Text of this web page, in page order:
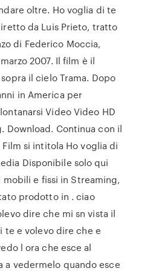
oltre. Ho voglia di te
da Luis Prieto, tratto
di Federico Moccia,
2007. Il film è il
il cielo Trama. Dopo
in America per
Video Video HD
Download. Continua con il
si intitola Ho voglia di
Disponibile solo qui
e fissi in Streaming,
prodotto in . ciao
dire che mi sn vista il
te e volevo dire che e
l ora che esce al
a vedermelo quando esce